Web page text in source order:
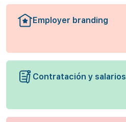
Employer branding
Contratación y salarios